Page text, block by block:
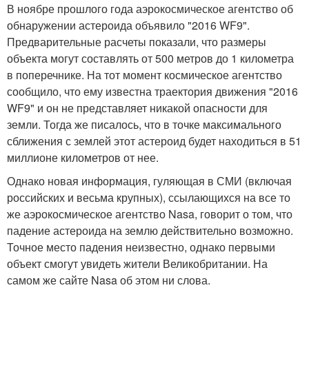
В ноябре прошлого года аэрокосмическое агентство об
обнаружении астероида объявило "2016 WF9".
Предварительные расчеты показали, что размеры
объекта могут составлять от 500 метров до 1 километра
в поперечнике. На тот момент космическое агентство
сообщило, что ему известна траектория движения "2016
WF9" и он не представляет никакой опасности для
земли. Тогда же писалось, что в точке максимального
сближения с землей этот астероид будет находиться в 51
миллионе километров от нее.
Однако новая информация, гуляющая в СМИ (включая
российских и весьма крупных), ссылающихся на все то
же аэрокосмическое агентство Nasa, говорит о том, что
падение астероида на землю действительно возможно.
Точное место падения неизвестно, однако первыми
объект смогут увидеть жители Великобритании. На
самом же сайте Nasa об этом ни слова.